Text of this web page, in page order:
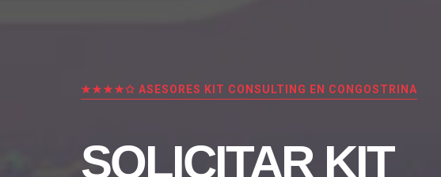
★★★★✩ ASESORES KIT CONSULTING EN CONGOSTRINA
SOLICITAR KIT